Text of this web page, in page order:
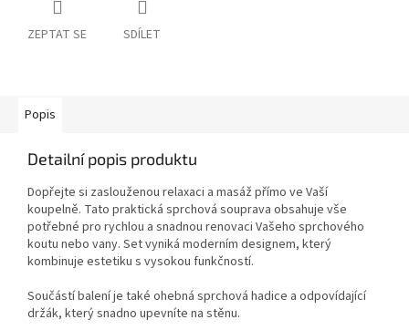
ZEPTAT SE SDÍLET
Popis
Detailní popis produktu
Dopřejte si zaslouženou relaxaci a masáž přímo ve Vaší
koupelně. Tato praktická sprchová souprava obsahuje vše
potřebné pro rychlou a snadnou renovaci Vašeho sprchového
koutu nebo vany. Set vyniká moderním designem, který
kombinuje estetiku s vysokou funkčností.
Součástí balení je také ohebná sprchová hadice a odpovídající
držák, který snadno upevníte na stěnu.